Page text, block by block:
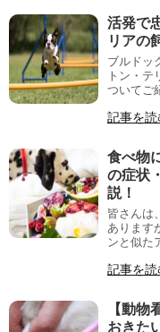
活発で
リアの
ブルドッ
トン・
ついてご
記事を読
食べ物
の症状
説！
皆さんは
あります
ンと似た
記事を読
【動物
おきた